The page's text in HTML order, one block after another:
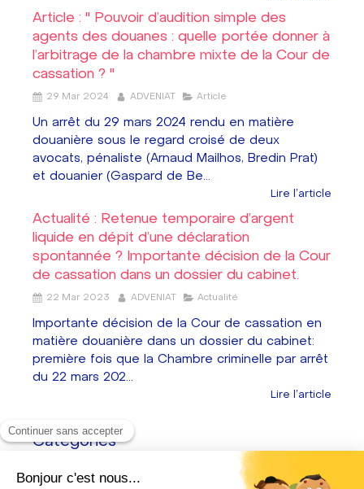
Article : " Pouvoir d’audition simple des
agents des douanes : quelle portée donner à
l’arbitrage de la chambre mixte de la Cour de
cassation ? "
29 Mar 2024 ADVENIAT Article
Un arrêt du 29 mars 2024 rendu en matière
douanière sous le regard croisé de deux
avocats, pénaliste (Arnaud Mailhos, Bredin Prat)
et douanier (Gaspard de Be...
Lire l'article
Actualité : Retenue temporaire d’argent
liquide en dépit d’une déclaration
spontannée ? Importante décision de la Cour
de cassation dans un dossier du cabinet.
22 Mar 2023 ADVENIAT Actualité
Importante décision de la Cour de cassation en
matière douanière dans un dossier du cabinet:
première fois que la Chambre criminelle par arrêt
du 22 mars 202...
Lire l'article
Catégories
Conférence douane